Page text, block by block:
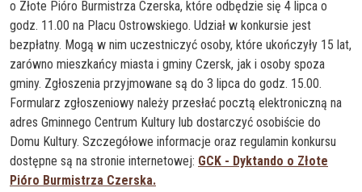
o Złote Pióro Burmistrza Czerska, które odbędzie się 4 lipca o
godz. 11.00 na Placu Ostrowskiego. Udział w konkursie jest
bezpłatny. Mogą w nim uczestniczyć osoby, które ukończyły 15 lat,
zarówno mieszkańcy miasta i gminy Czersk, jak i osoby spoza
gminy. Zgłoszenia przyjmowane są do 3 lipca do godz. 15.00.
Formularz zgłoszeniowy należy przesłać pocztą elektroniczną na
adres Gminnego Centrum Kultury lub dostarczyć osobiście do
Domu Kultury. Szczegółowe informacje oraz regulamin konkursu
dostępne są na stronie internetowej: GCK - Dyktando o Złote
Pióro Burmistrza Czerska.